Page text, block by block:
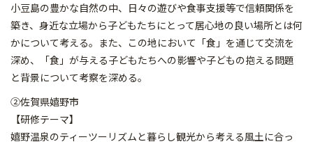
小豆島の豊かな自然の中、日々の遊びや食事支援等で信頼関係を
築き、身近な立場から子どもたちにとって居心地の良い場所とは何
かについて考える。また、この地において「食」を通じて交流を
深め、「食」が与える子どもたちへの影響や子どもの抱える問題
と背景について考察を深める。
②佐賀県嬉野市
【研修テーマ】
嬉野温泉のティーツーリズムと暮らし観光から考える風土に合っ